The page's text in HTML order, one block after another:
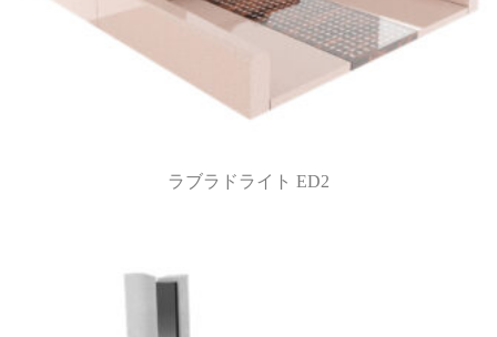
ラブラドライト ED2